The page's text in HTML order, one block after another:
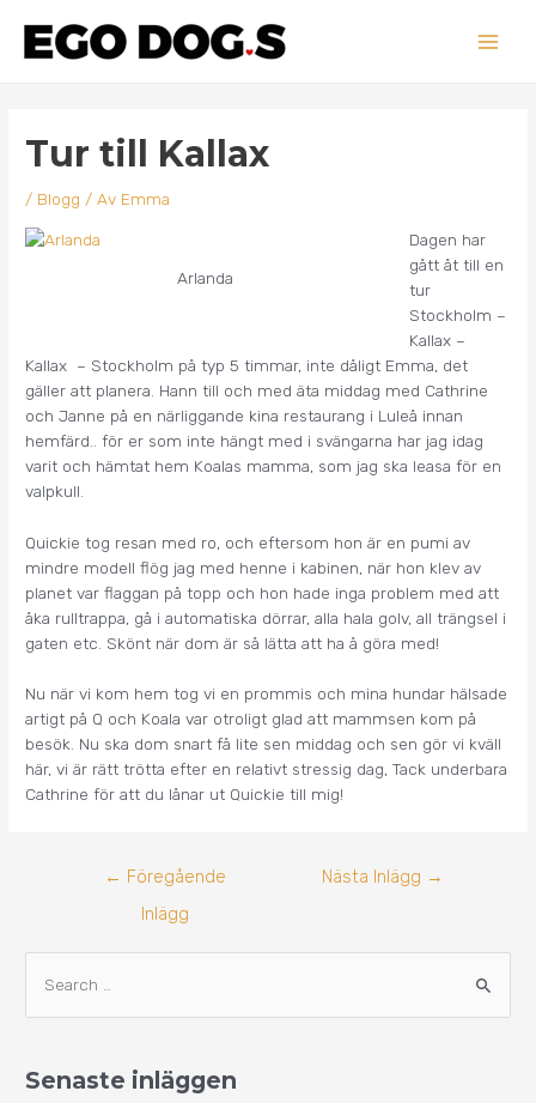
innehåll
Tur till Kallax
/ Blogg / Av Emma
Arlanda
Dagen har
gått åt till en
tur
Stockholm –
Kallax –
Kallax – Stockholm på typ 5 timmar, inte dåligt Emma, det
gäller att planera. Hann till och med äta middag med Cathrine
och Janne på en närliggande kina restaurang i Luleå innan
hemfärd.. för er som inte hängt med i svängarna har jag idag
varit och hämtat hem Koalas mamma, som jag ska leasa för en
valpkull.
Quickie tog resan med ro, och eftersom hon är en pumi av
mindre modell flög jag med henne i kabinen, när hon klev av
planet var flaggan på topp och hon hade inga problem med att
åka rulltrappa, gå i automatiska dörrar, alla hala golv, all trängsel i
gaten etc. Skönt när dom är så lätta att ha å göra med!
Nu när vi kom hem tog vi en prommis och mina hundar hälsade
artigt på Q och Koala var otroligt glad att mammsen kom på
besök. Nu ska dom snart få lite sen middag och sen gör vi kväll
här, vi är rätt trötta efter en relativt stressig dag, Tack underbara
Cathrine för att du lånar ut Quickie till mig!
← Föregående
Inlägg
Nästa Inlägg →
ö
e
Senaste inläggen